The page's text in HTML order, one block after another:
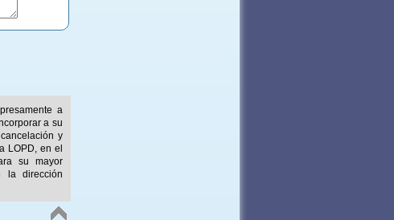
a
a su
y
LOPD, en el
su mayor
la dirección